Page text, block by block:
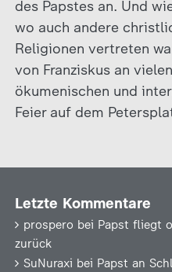
des Papstes an. Und
wo auch andere
Religionen vertreten
von Franziskus an
ökumenischen und
Feier auf dem
Letzte Kommentare
prospero bei Papst fliegt
zurück
SuNuraxi bei Papst an